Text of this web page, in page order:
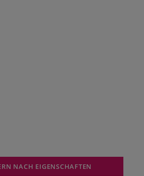
NACH EIGENSCHAFTEN